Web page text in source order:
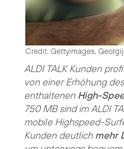
Credit: Gettyimages,
ALDI TALK Kunden
von einer Erhöhung
enthaltenen High-
750 MB sind im ALDI
mobile Highspeed-
Kunden deutlich mehr